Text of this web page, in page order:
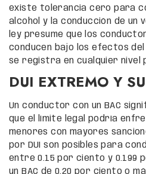
existe tolerancia cero para
alcohol y la conducción de un
ley presume que los
conducen bajo los efectos del
se registra en cualquier nivel
DUI EXTREMO Y
Un conductor con un BAC
que el límite legal podría
menores con mayores
por DUI son posibles para
entre 0.15 por ciento y 0.199
un BAC de 0.20 por ciento o